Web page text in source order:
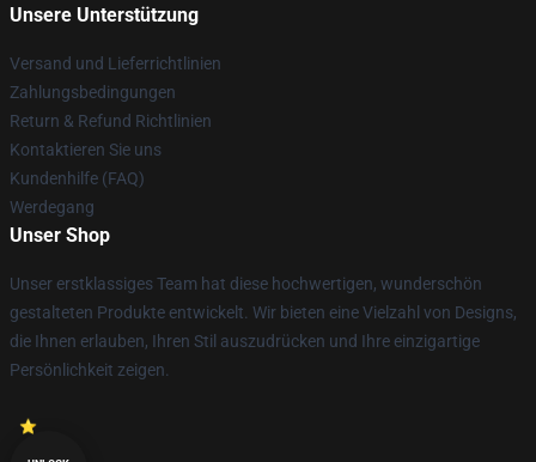
Unsere Unterstützung
Versand und Lieferrichtlinien
Zahlungsbedingungen
Return & Refund Richtlinien
Kontaktieren Sie uns
Kundenhilfe (FAQ)
Werdegang
Unser Shop
Unser erstklassiges Team hat diese hochwertigen, wunderschön
gestalteten Produkte entwickelt. Wir bieten eine Vielzahl von Designs,
die Ihnen erlauben, Ihren Stil auszudrücken und Ihre einzigartige
Persönlichkeit zeigen.